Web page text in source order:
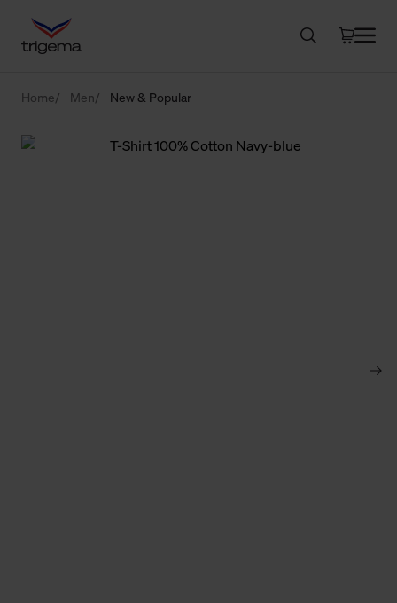
Home Men New & Popular